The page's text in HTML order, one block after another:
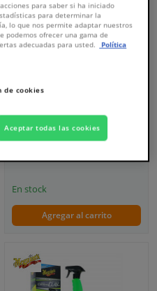
grado abrasivo medio
39, €
En stock
Agregar al carrito
para saber si ha iniciado
para determinar la
lo que nos permite adaptar nuestros
podemos ofrecer una gama de
adecuadas para usted.
Política
de cookies
Aceptar todas las cookies